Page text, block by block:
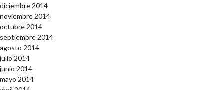
diciembre 2014
noviembre 2014
octubre 2014
septiembre 2014
agosto 2014
julio 2014
junio 2014
mayo 2014